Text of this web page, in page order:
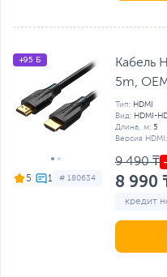
5 # 180634
+95 Б
Кабель
5m,
Тип: HDMI
Вид: HDMI-
Длина, м: 5
Версия HDMI:
9 490 ₸
8 990
кредит